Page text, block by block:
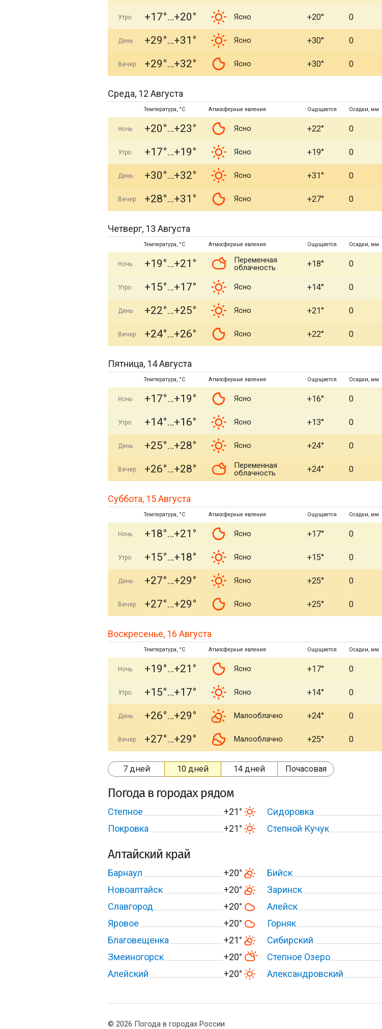
Утро +17° +20° Ясно +20° 0
День +29° +31° Ясно +30° 0
Вечер +29° +32° Ясно +30° 0
Среда, 12 Августа
Температура, °C Атмосферные явления Ощущается Осадки, мм
Ночь +20° +23° Ясно +22° 0
Утро +17° +19° Ясно +19° 0
День +30° +32° Ясно +31° 0
Вечер +28° +31° Ясно +27° 0
Четверг, 13 Августа
Температура, °C Атмосферные явления Ощущается Осадки, мм
Ночь +19° +21°
Переменная
облачность
+18° 0
Утро +15° +17° Ясно +14° 0
День +22° +25° Ясно +21° 0
Вечер +24° +26° Ясно +22° 0
Пятница, 14 Августа
Температура, °C Атмосферные явления Ощущается Осадки, мм
Ночь +17° +19° Ясно +16° 0
Утро +14° +16° Ясно +13° 0
День +25° +28° Ясно +24° 0
Вечер +26° +28°
Переменная
облачность
+24° 0
Суббота, 15 Августа
Температура, °C Атмосферные явления Ощущается Осадки, мм
Ночь +18° +21° Ясно +17° 0
Утро +15° +18° Ясно +15° 0
День +27° +29° Ясно +25° 0
Вечер +27° +29° Ясно +25° 0
Воскресенье, 16 Августа
Температура, °C Атмосферные явления Ощущается Осадки, мм
Ночь +19° +21° Ясно +17° 0
Утро +15° +17° Ясно +14° 0
День +26° +29° Малооблачно +24° 0
Вечер +27° +29° Малооблачно +25° 0
7 дней 10 дней 14 дней Почасовая
Погода в городах рядом
Степное +21° Сидоровка
Покровка
+21° Степной Кучук
Алтайский край
Барнаул +20° Бийск
Новоалтайск
+20° Заринск
Славгород
+20° Алейск
Яровое
+20° Горняк
Благовещенка
+21° Сибирский
Змеиногорск
+20° Степное Озеро
Алейский
+20° Александровский
© 2026 Погода в городах России